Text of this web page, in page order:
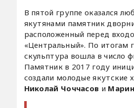
В пятой группе оказался
якутянами памятник
расположенный перед
«Центральный». По итогам
скульптура вошла в число
Памятник в 2017 году
создали молодые якутские
Николай Чоччасов и